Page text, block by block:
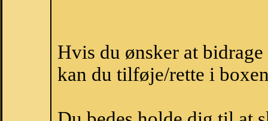
Hvis du ønsker at
kan du tilføje/rette i